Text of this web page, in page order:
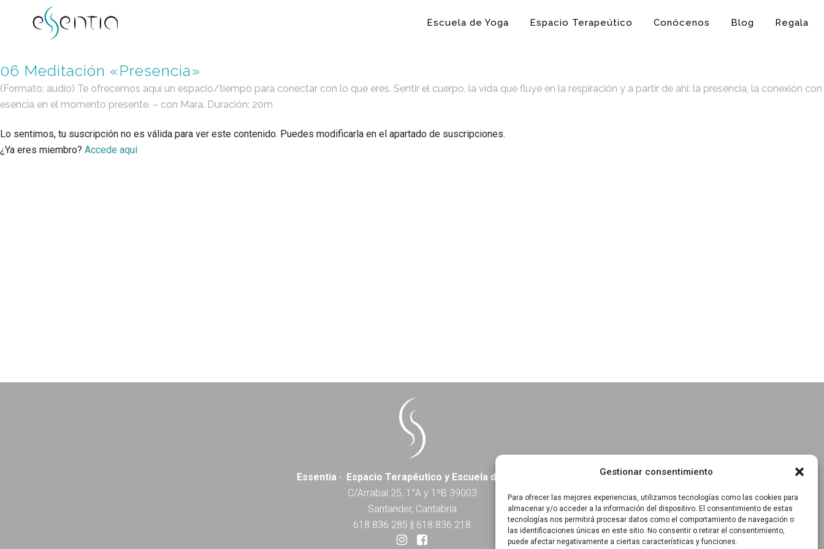
Gestionar consentimiento
Para ofrecer las mejores experiencias, utilizamos tecnologías como las cookies para
almacenar y/o acceder a la información del dispositivo. El consentimiento de estas
tecnologías nos permitirá procesar datos como el comportamiento de navegación o
las identificaciones únicas en este sitio. No consentir o retirar el consentimiento,
puede afectar negativamente a ciertas características y funciones.
Escuela de Yoga Espacio Terapeútico Conócenos Blog Regala
06 Meditación «Presencia»
(Formato: audio) Te ofrecemos aquí un espacio/tiempo para conectar con lo que eres. Sentir el cuerpo, la vida que fluye en la respiración y a partir de ahí: la presencia, la conexión con
esencia en el momento presente. – con Mara. Duración: 20m
Lo sentimos, tu suscripción no es válida para ver este contenido. Puedes modificarla en el apartado de suscripciones.
¿Ya eres miembro? Accede aquí
Essentia · Espacio Terapéutico y Escuela de Yoga
C/Arrabal 25, 1°A y 1ºB 39003
Santander, Cantabria
618 836 285 || 618 836 218